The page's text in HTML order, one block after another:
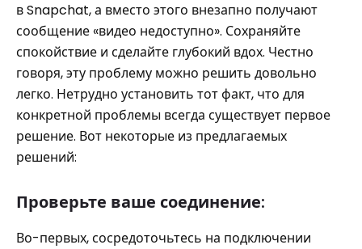
в Snapchat, а вместо этого внезапно получают
сообщение «видео недоступно». Сохраняйте
спокойствие и сделайте глубокий вдох. Честно
говоря, эту проблему можно решить довольно
легко. Нетрудно установить тот факт, что для
конкретной проблемы всегда существует первое
решение. Вот некоторые из предлагаемых
решений:
Проверьте ваше соединение:
Во-первых, сосредоточьтесь на подключении